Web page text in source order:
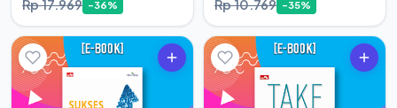
Rp 17.969 -36% Rp 10.769 -35%